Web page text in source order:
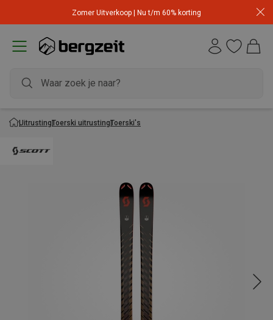
Zomer Uitverkoop | Nu t/m 60% korting
UitrustingToerski uitrustingToerski's